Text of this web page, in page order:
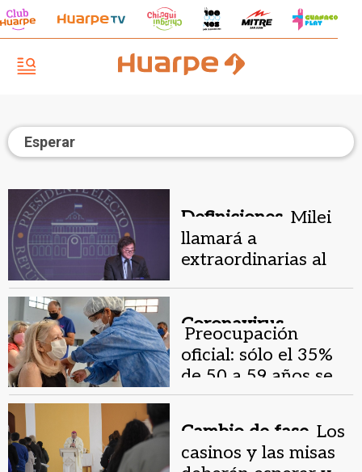
Esperar
Definiciones. Milei
llamará a
extraordinarias al
Estado
Coronavirus.
Preocupación
oficial: sólo el 35%
de 50 a 59 años se
anotó para recibir la
Cambio de fase. Los
casinos y las misas